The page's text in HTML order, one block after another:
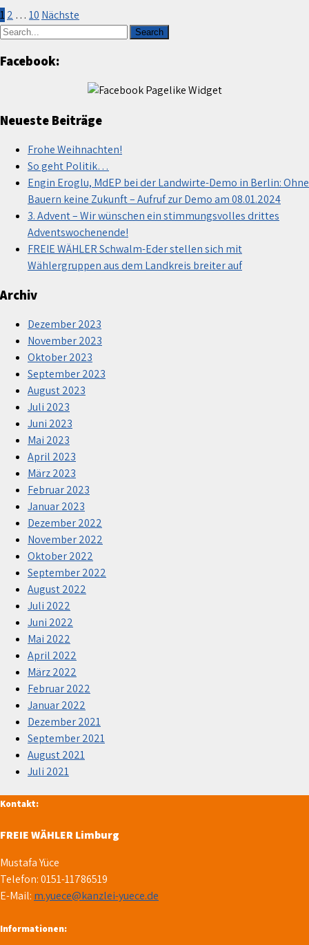
12 … 10 Nächste
Facebook:
Neueste Beiträge
Frohe Weihnachten!
So geht Politik…
Engin Eroglu, MdEP bei der Landwirte-Demo in Berlin: Ohne
Bauern keine Zukunft – Aufruf zur Demo am 08.01.2024
3. Advent – Wir wünschen ein stimmungsvolles drittes
Adventswochenende!
FREIE WÄHLER Schwalm-Eder stellen sich mit
Wählergruppen aus dem Landkreis breiter auf
Archiv
Dezember 2023
November 2023
Oktober 2023
September 2023
August 2023
Juli 2023
Juni 2023
Mai 2023
April 2023
März 2023
Februar 2023
Januar 2023
Dezember 2022
November 2022
Oktober 2022
September 2022
August 2022
Juli 2022
Juni 2022
Mai 2022
April 2022
März 2022
Februar 2022
Januar 2022
Dezember 2021
September 2021
August 2021
Juli 2021
Kontakt:
FREIE WÄHLER Limburg
Mustafa Yüce
Telefon: 0151-11786519
E-Mail: m.yuece@kanzlei-yuece.de
Informationen: